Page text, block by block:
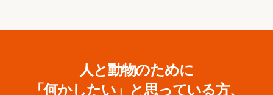
人と動物のために
「何かしたい」と思っている方、